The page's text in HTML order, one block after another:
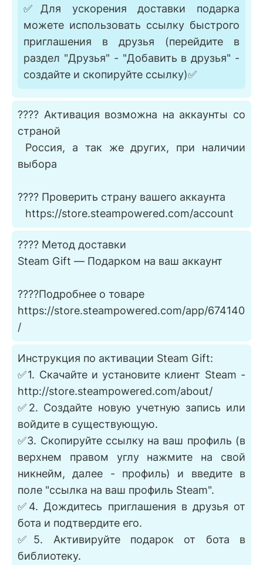
✅Для ускорения доставки подарка
можете использовать ссылку быстрого
приглашения в друзья (перейдите в
раздел "Друзья" - "Добавить в друзья" -
создайте и скопируйте ссылку)✅
???? Активация возможна на аккаунты со
страной
⠀Россия, а так же других, при наличии
выбора
???? Проверить страну вашего аккаунта
⠀https://store.steampowered.com/account
???? Метод доставки
Steam Gift — Подарком на ваш аккаунт
????Подробнее о товаре
https://store.steampowered.com/app/674140
/
Инструкция по активации Steam Gift:
✅1. Скачайте и установите клиент Steam -
http://store.steampowered.com/about/
✅2. Создайте новую учетную запись или
войдите в существующую.
✅3. Скопируйте ссылку на ваш профиль (в
верхнем правом углу нажмите на свой
никнейм, далее - профиль) и введите в
поле "ссылка на ваш профиль Steam".
✅4. Дождитесь приглашения в друзья от
бота и подтвердите его.
✅5. Активируйте подарок от бота в
библиотеку.